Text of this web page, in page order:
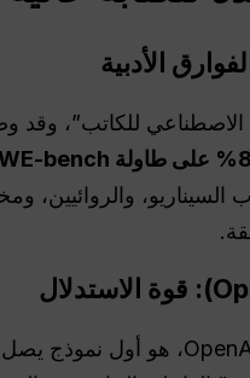
السيناريو،